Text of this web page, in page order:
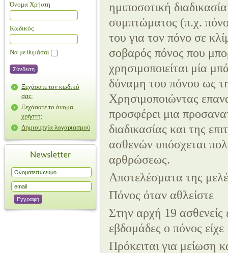
Όνομα Χρήστη
Κωδικός
Να με θυμάσαι
Ξεχάσατε τον κωδικό
σας;
Ξεχάσατε το όνομα
χρήστη;
Δημιουργία λογαριασμού
ημιποσοτική
συμπτώματος (π.χ.
του για τον πόνο σε
σοβαρός πόνος που
χρησιμοποιείται μία
δύναμη του πόνου ως
Χρησιμοποιώντας
προσφέρει μια
διαδικασίας και της
ασθενών υπόσχεται
αρθρώσεως.
Αποτελέσματα της
Πόνος όταν αθλείστε
Στην αρχή 19
εβδομάδες ο πόνος
Πρόκειται για μείωση